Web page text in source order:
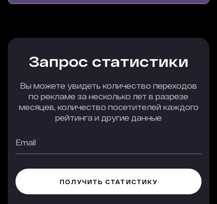
Запрос статистики
Вы можете увидеть количество переходов
по рекламе за несколько лет в разрезе
месяцев, количество посетителей каждого
рейтинга и другие данные